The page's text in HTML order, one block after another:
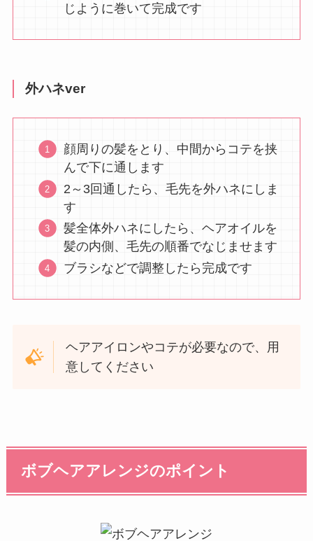
じように巻いて完成です
外ハネver
顔周りの髪をとり、中間からコテを挟
んで下に通します
2～3回通したら、毛先を外ハネにしま
す
髪全体外ハネにしたら、ヘアオイルを
髪の内側、毛先の順番でなじませます
ブラシなどで調整したら完成です
ヘアアイロンやコテが必要なので、用
意してください
ボブヘアアレンジのポイント